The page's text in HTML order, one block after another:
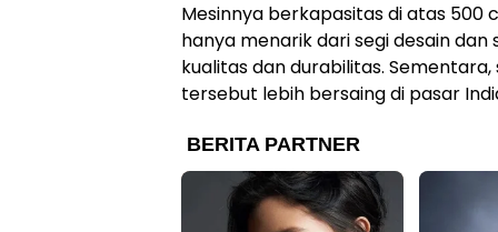
Mesinnya berkapasitas di atas 500
hanya menarik dari segi desain
kualitas dan durabilitas.
tersebut lebih bersaing di pasar